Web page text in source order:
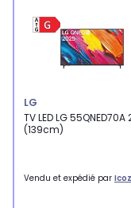
LG
TV LED LG 55QNED70A
(139cm)
Vendu et expédié par